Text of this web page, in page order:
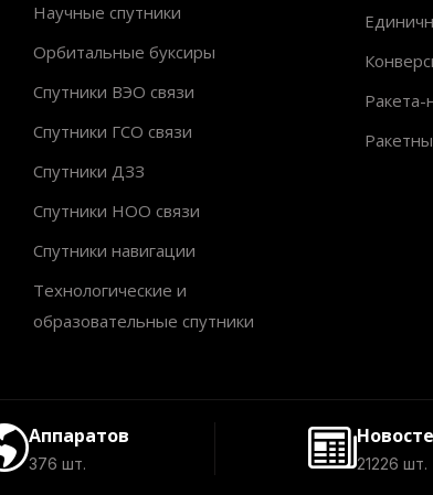
Научные спутники
Орбитальные буксиры
Спутники ВЭО связи
Спутники ГСО связи
Спутники ДЗЗ
Спутники НОО связи
Спутники навигации
Технологические и
образовательные спутники
Ракета-
Аппаратов
376 шт. 21226 шт.